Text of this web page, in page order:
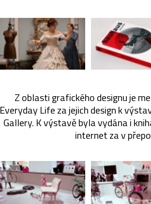
Z oblasti grafického designu je
Everyday Life za jejich design k
Gallery. K výstavě byla vydána i
internet za v